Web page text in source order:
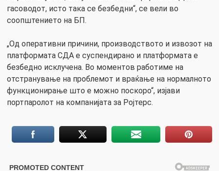
гасоводот, исто така се безбедни“, се вели во
соопштението на БП.
„Од оперативни причини, производството и извозот на
платформата СДА е суспендирано и платформата е
безбедно исклучена. Во моментов работиме на
отстранување на проблемот и враќање на нормалното
функционирање што е можно поскоро“, изјави
портпаролот на компанијата за Ројтерс.